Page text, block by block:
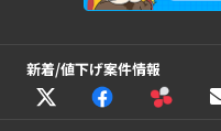
新着/値下げ案件情報